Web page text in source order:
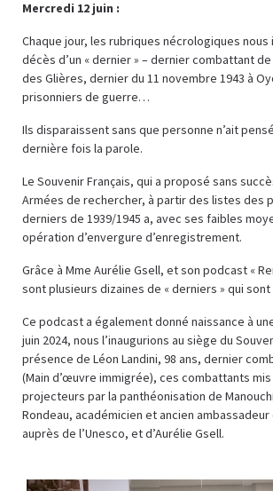
Mercredi 12 juin :
Chaque jour, les rubriques nécrologiques nous
décès d’un « dernier » – dernier combattant
des Glières, dernier du 11 novembre 1943 à
prisonniers de guerre…
Ils disparaissent sans que personne n’ait
dernière fois la parole.
Le Souvenir Français, qui a proposé sans
Armées de rechercher, à partir des listes des
derniers de 1939/1945 a, avec ses faibles
opération d’envergure d’enregistrement.
Grâce à Mme Aurélie Gsell, et son podcast «
sont plusieurs dizaines de « derniers » qui
Ce podcast a également donné naissance à
juin 2024, nous l’inaugurions au siège du
présence de Léon Landini, 98 ans, dernier
(Main d’œuvre immigrée), ces combattants
projecteurs par la panthéonisation de
Rondeau, académicien et ancien ambassadeur
auprès de l’Unesco, et d’Aurélie Gsell.